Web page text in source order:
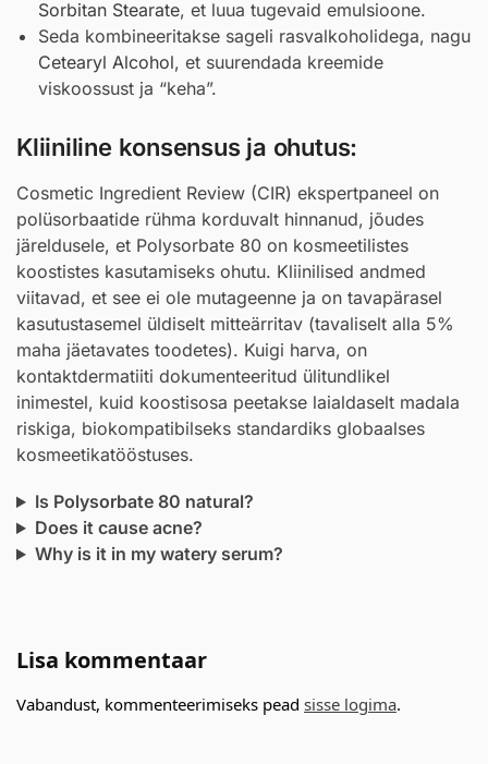
Sorbitan Stearate, et luua tugevaid emulsioone.
Seda kombineeritakse sageli rasvalkoholidega, nagu
Cetearyl Alcohol, et suurendada kreemide
viskoossust ja “keha”.
Kliiniline konsensus ja ohutus:
Cosmetic Ingredient Review (CIR) ekspertpaneel on
polüsorbaatide rühma korduvalt hinnanud, jõudes
järeldusele, et Polysorbate 80 on kosmeetilistes
koostistes kasutamiseks ohutu. Kliinilised andmed
viitavad, et see ei ole mutageenne ja on tavapärasel
kasutustasemel üldiselt mitteärritav (tavaliselt alla 5%
maha jäetavates toodetes). Kuigi harva, on
kontaktdermatiiti dokumenteeritud ülitundlikel
inimestel, kuid koostisosa peetakse laialdaselt madala
riskiga, biokompatibilseks standardiks globaalses
kosmeetikatööstuses.
Is Polysorbate 80 natural?
Does it cause acne?
Why is it in my watery serum?
Lisa kommentaar
Vabandust, kommenteerimiseks pead sisse logima.